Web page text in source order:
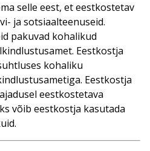
selle eest, et eestkostetav
ja sotsiaalteenuseid.
pakuvad kohalikud
Eestkostja
kohaliku
Eestkostja
eestkostetava
võib eestkostja kasutada